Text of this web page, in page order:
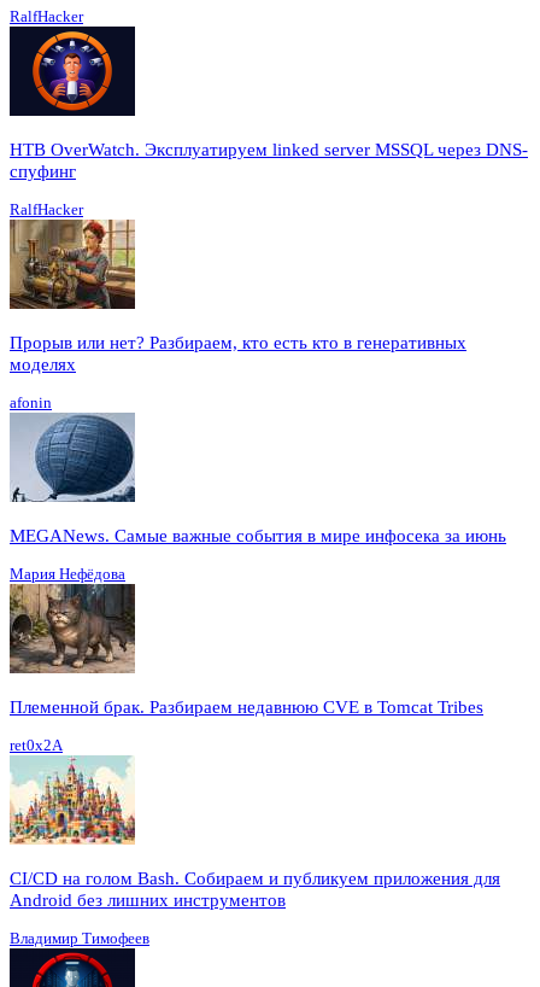
RalfHacker
HTB OverWatch. Эксплуатируем linked server MSSQL через DNS-
спуфинг
RalfHacker
Прорыв или нет? Разбираем, кто есть кто в генеративных
моделях
afonin
MEGANews. Cамые важные события в мире инфосека за июнь
Мария Нефёдова
Племенной брак. Разбираем недавнюю CVE в Tomcat Tribes
ret0x2A
CI/CD на голом Bash. Собираем и публикуем приложения для
Android без лишних инструментов
Владимир Тимофеев